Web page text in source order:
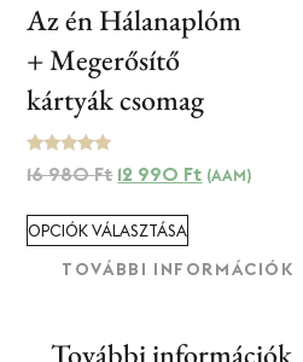
Az én Hálanaplóm
+ Megerősítő
kártyák csomag
Értékelés:
4.89
16 980Ft 12 990 Ft (AAM)
OPCIÓK VÁLASZTÁSA
TOVÁBBI INFORMÁCIÓK
További információk